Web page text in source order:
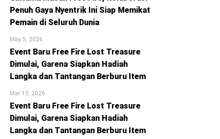
Penuh Gaya Nyentrik Ini Siap Memikat
Pemain di Seluruh Dunia
May 5, 2026
Event Baru Free Fire Lost Treasure
Dimulai, Garena Siapkan Hadiah
Langka dan Tantangan Berburu Item
Mar 13, 2026
Event Baru Free Fire Lost Treasure
Dimulai, Garena Siapkan Hadiah
Langka dan Tantangan Berburu Item